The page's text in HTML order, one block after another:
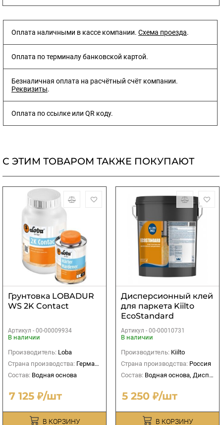
Оплата наличными в кассе компании. Схема проезда.
Оплата по терминалу банковской картой.
Безналичная оплата на расчётный счёт компании.
Реквизиты.
Оплата по ссылке или QR коду.
С ЭТИМ ТОВАРОМ ТАКЖЕ ПОКУПАЮТ
Грунтовка LOBADUR
WS 2K Contact
Артикул - 00-00009934
В наличии
Производитель: Loba
Страна производства: Германия
Состав: Водная основа
7 125 ₽/шт
В КОРЗИНУ
Дисперсионный клей
для паркeта Kiilto
EcoStandard
Артикул - 00-00010731
В наличии
Производитель: Kiilto
Страна производства: Россия
Состав: Водная основа, Дисперсионный
5 250 ₽/шт
В КОРЗИНУ